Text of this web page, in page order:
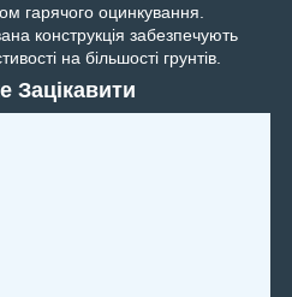
гарячого оцинкування.
конструкція забезпечують
на більшості грунтів.
Зацікавити